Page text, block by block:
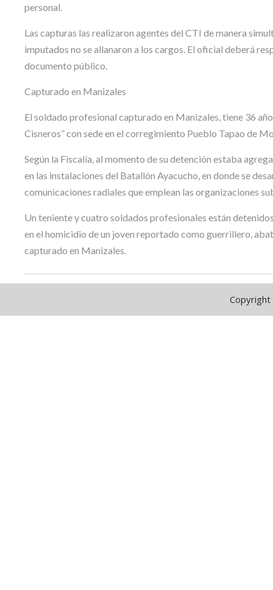
personal.
Las capturas las realizaron agentes del CTI de manera
imputados no se allanaron a los cargos. El oficial deberá
documento público.
Capturado en Manizales
El soldado profesional capturado en Manizales, tiene 36
Cisneros” con sede en el corregimiento Pueblo Tapao de
Según la Fiscalía, al momento de su detención estaba
en las instalaciones del Batallón Ayacucho, en donde se
comunicaciones radiales que emplean las organizaciones
Un teniente y cuatro soldados profesionales están
en el homicidio de un joven reportado como guerrillero,
capturado en Manizales.
Copyright